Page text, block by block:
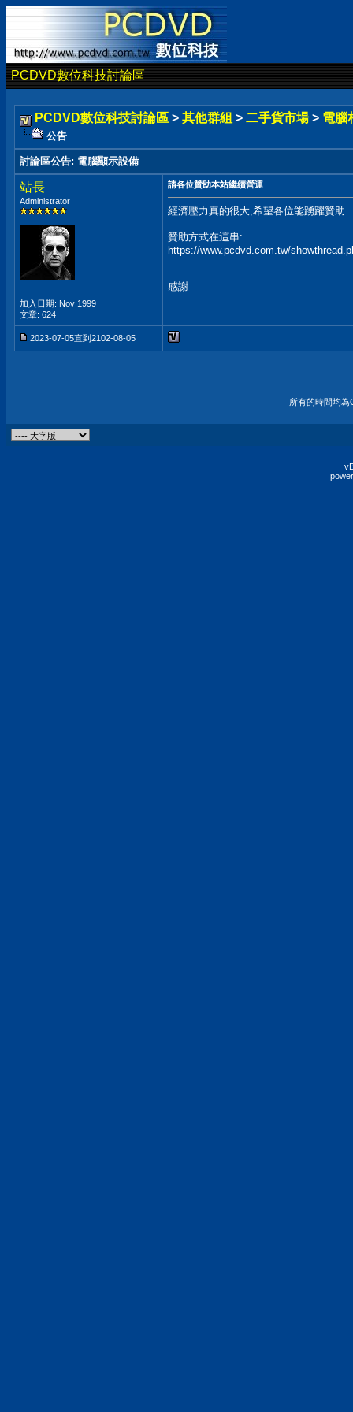
PCDVD數位科技討論區
PCDVD數位科技討論區 > 其他群組 > 二手貨市場 > 電腦
公告
討論區公告: 電腦顯示設備
站長
Administrator
加入日期: Nov 1999
文章: 624
請各位贊助本站繼續營運
經濟壓力真的很大,希望各位能踴躍贊助
贊助方式在這串:
https://www.pcdvd.com.tw/
感謝
2023-07-05直到2102-08-05
所有的時間均為